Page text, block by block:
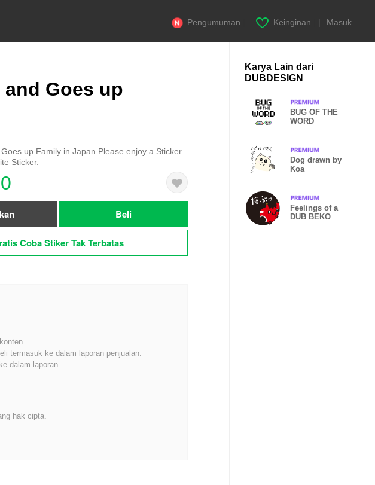
Pengumuman Keinginan Masuk
Goes up
up Family in Japan.Please enjoy a Sticker
Sticker.
Beli
Coba Stiker Tak Terbatas
termasuk ke dalam laporan penjualan.
dalam laporan.
hak cipta.
Karya Lain dari
DUBDESIGN
BUG OF THE
WORD
Dog drawn by
Koa
Feelings of a
DUB BEKO